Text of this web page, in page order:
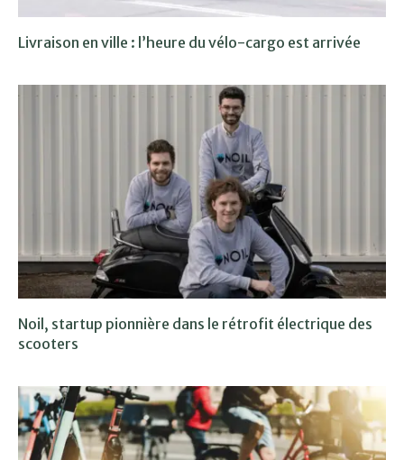
Livraison en ville : l’heure du vélo-cargo est arrivée
Noil, startup pionnière dans le rétrofit électrique des
scooters